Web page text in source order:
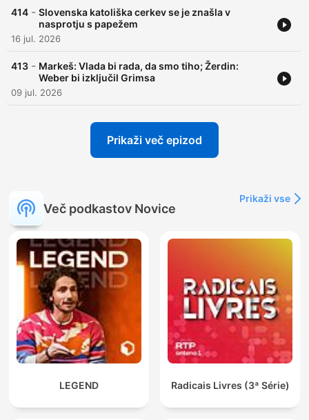
414 - Slovenska katoliška cerkev se je znašla v
nasprotju s papežem
16 jul. 2026
413 - Markeš: Vlada bi rada, da smo tiho; Žerdin:
Weber bi izključil Grimsa
09 jul. 2026
Prikaži več epizod
Več podkastov Novice
Prikaži vse
LEGEND Radicais Livres (3ª Série)